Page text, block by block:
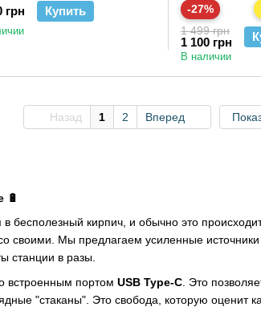
🔋
бесполезный кирпич, и обычно это
своими. Мы предлагаем усиленные
станции в разы.
встроенным портом USB Type-C . Это
"стаканы". Это свобода, которую оценит
грн Купить -27%
1 499 грн
1 100 грн
В наличии
Назад 1 2 Вперед